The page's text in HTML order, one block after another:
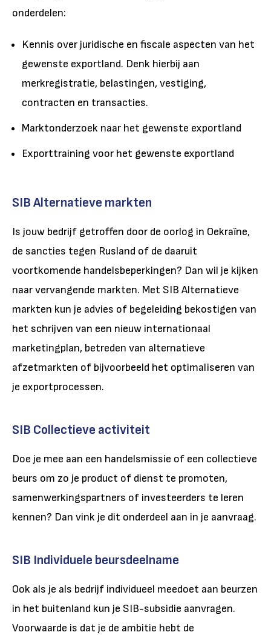
onderdelen:
Kennis over juridische en fiscale aspecten van het
gewenste exportland. Denk hierbij aan
merkregistratie, belastingen, vestiging,
contracten en transacties.
Marktonderzoek naar het gewenste exportland
Exporttraining voor het gewenste exportland
SIB Alternatieve markten
Is jouw bedrijf getroffen door de oorlog in Oekraïne,
de sancties tegen Rusland of de daaruit
voortkomende handelsbeperkingen? Dan wil je kijken
naar vervangende markten. Met SIB Alternatieve
markten kun je advies of begeleiding bekostigen van
het schrijven van een nieuw internationaal
marketingplan, betreden van alternatieve
afzetmarkten of bijvoorbeeld het optimaliseren van
je exportprocessen.
SIB Collectieve activiteit
Doe je mee aan een handelsmissie of een collectieve
beurs om zo je product of dienst te promoten,
samenwerkingspartners of investeerders te leren
kennen? Dan vink je dit onderdeel aan in je aanvraag.
SIB Individuele beursdeelname
Ook als je als bedrijf individueel meedoet aan beurzen
in het buitenland kun je SIB-subsidie aanvragen.
Voorwaarde is dat je de ambitie hebt de